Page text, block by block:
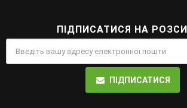
ПІДПИСАТИСЯ НА
ПІДПИСАТИСЯ